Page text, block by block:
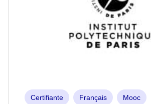
Certifiante Français Mooc